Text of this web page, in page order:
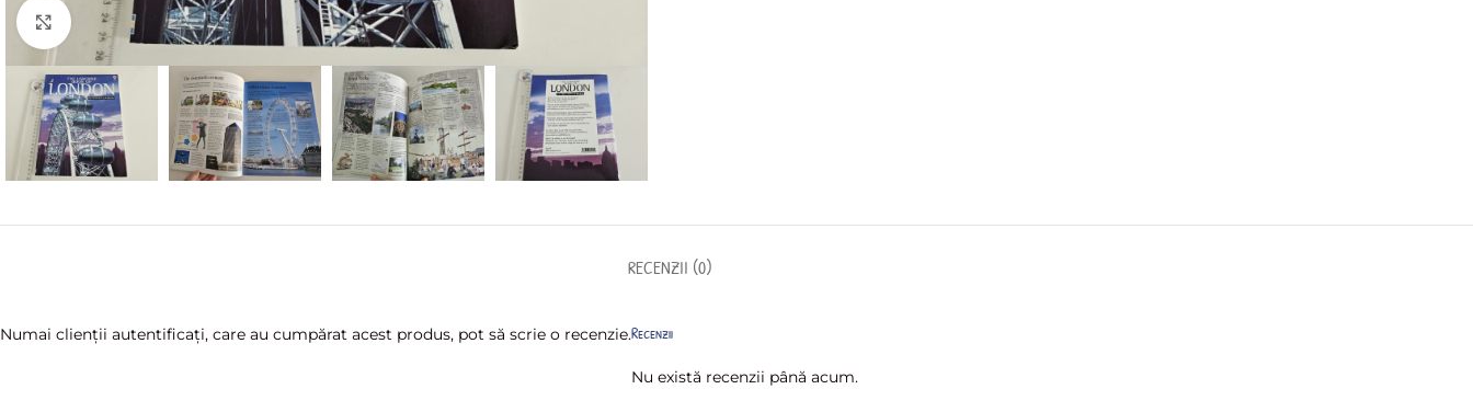
Faceți click pentru a mări
RECENZII (0)
Recenzii
Nu există recenzii până acum.
Numai clienții autentificați, care au cumpărat acest produs, pot să scrie o recenzie.